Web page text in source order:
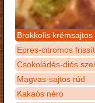
Brokkolis krémsajtos
Epres-citromos
Csokoládés-diós
Magvas-sajtos rúd
Kakaós néró